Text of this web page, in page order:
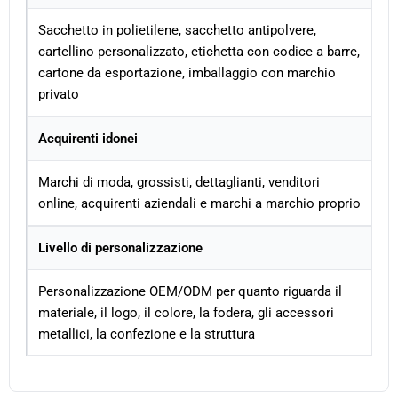
Sacchetto in polietilene, sacchetto antipolvere,
cartellino personalizzato, etichetta con codice a barre,
cartone da esportazione, imballaggio con marchio
privato
Acquirenti idonei
Marchi di moda, grossisti, dettaglianti, venditori
online, acquirenti aziendali e marchi a marchio proprio
Livello di personalizzazione
Personalizzazione OEM/ODM per quanto riguarda il
materiale, il logo, il colore, la fodera, gli accessori
metallici, la confezione e la struttura